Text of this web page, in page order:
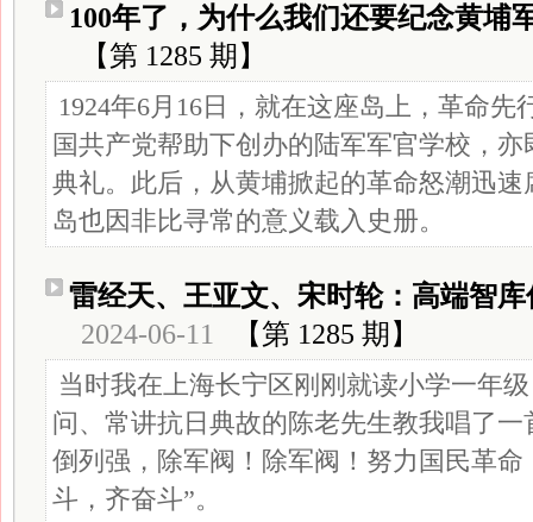
100年了，为什么我们还要纪念黄埔
【第 1285 期】
1924年6月16日，就在这座岛上，革命先
国共产党帮助下创办的陆军军官学校，
典礼。此后，从黄埔掀起的革命怒潮迅
岛也因非比寻常的意义载入史册。
雷经天、王亚文、宋时轮：高端智
2024-06-11
【第 1285 期】
当时我在上海长宁区刚刚就读小学一年
问、常讲抗日典故的陈老先生教我唱了
倒列强，除军阀！除军阀！努力国民革
斗，齐奋斗”。